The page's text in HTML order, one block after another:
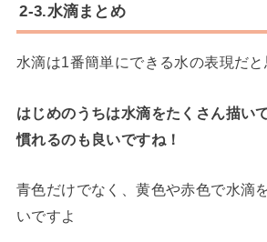
2-3.水滴まとめ
水滴は1番簡単にできる水の表現だと
はじめのうちは水滴をたくさん描い
慣れるのも良いですね！
青色だけでなく、黄色や赤色で水滴
いですよ